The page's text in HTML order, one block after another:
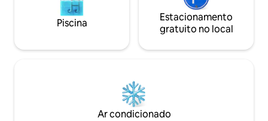
Piscina
Estacionamento
gratuito no local
Ar condicionado